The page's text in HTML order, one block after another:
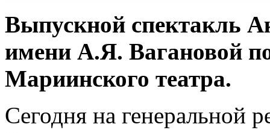
Выпускной спектакль
имени А.Я. Вагановой
Мариинского театра.
Сегодня на генеральной